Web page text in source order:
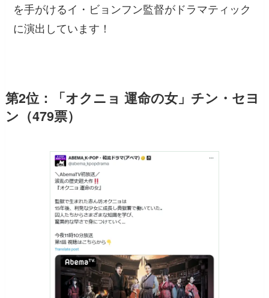
を手がけるイ・ビョンフン監督がドラマティック
に演出しています！
第2位：「オクニョ 運命の女」チン・セヨ
ン（479票）